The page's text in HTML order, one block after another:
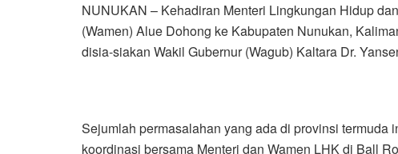
NUNUKAN – Kehadiran Menteri Lingkungan Hidup
(Wamen) Alue Dohong ke Kabupaten Nunukan,
disia-siakan Wakil Gubernur (Wagub) Kaltara Dr.
Sejumlah permasalahan yang ada di provinsi termuda
koordinasi bersama Menteri dan Wamen LHK di Ball